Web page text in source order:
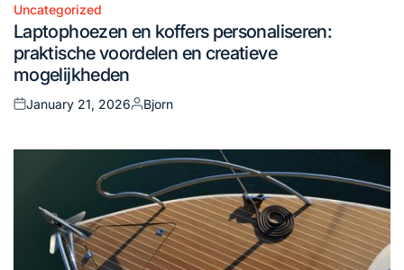
Posted
in
Uncategorized
Laptophoezen en koffers personaliseren:
praktische voordelen en creatieve
mogelijkheden
Posted
January 21, 2026
Posted
Bjorn